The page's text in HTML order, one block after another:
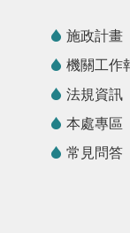
施政計畫
機關工作
法規資訊
本處專區
常見問答